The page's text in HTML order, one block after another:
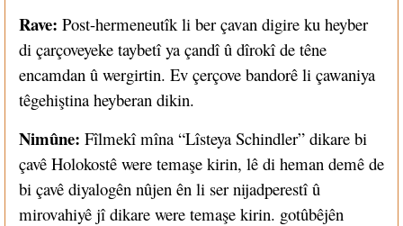
Rave: Post-hermeneutîk li ber çavan digire ku heyber
di çarçoveyeke taybetî ya çandî û dîrokî de têne
encamdan û wergirtin. Ev çerçove bandorê li çawaniya
têgehiştina heyberan dikin.
Nimûne: Fîlmekî mîna “Lîsteya Schindler” dikare bi
çavê Holokostê were temaşe kirin, lê di heman demê de
bi çavê diyalogên nûjen ên li ser nijadperestî û
mirovahiyê jî dikare were temaşe kirin. gotûbêjên